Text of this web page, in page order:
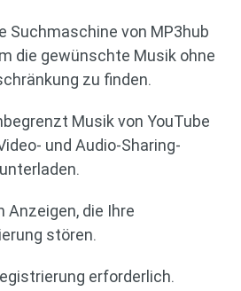
Suchmaschine von MP3hub
die gewünschte Musik ohne
zu finden.
Musik von YouTube
und Audio-Sharing-
Anzeigen, die Ihre
stören.
erforderlich.